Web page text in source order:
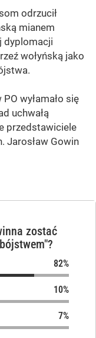
odrzucił
mianem
dyplomacji
wołyńską jako
wyłamało się
uchwałą
przedstawiciele
Jarosław Gowin
zostać